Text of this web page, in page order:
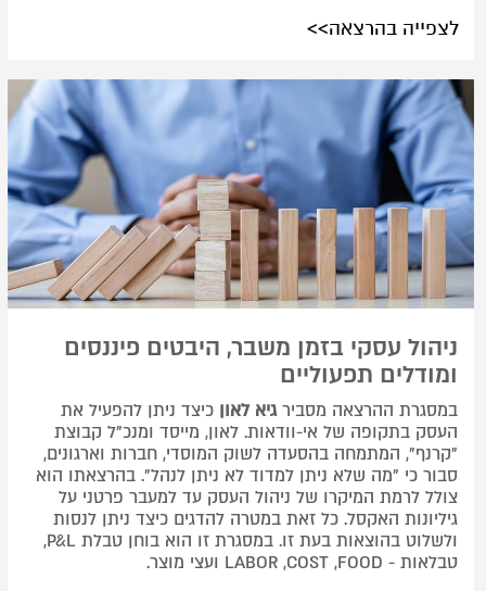
לצפייה בהרצאה>>
ניהול עסקי בזמן משבר, היבטים פיננסים
ומודלים תפעוליים
במסגרת ההרצאה מסבירגיא לאון כיצד ניתן להפעיל את
העסק בתקופה של אי-וודאות. לאון, מייסד ומנכ"ל קבוצת
"קרנף", המתמחה בהסעדה לשוק המוסדי, חברות וארגונים,
סבור כי "מה שלא ניתן למדוד לא ניתן לנהל". בהרצאתו הוא
צולל לרמת המיקרו של ניהול העסק עד למעבר פרטני על
גיליונות האקסל. כל זאת במטרה להדגים כיצד ניתן לנסות
ולשלוט בהוצאות בעת זו. במסגרת זו הוא בוחן טבלת P&L,
טבלאות - LABOR ,COST ,FOOD ועצי מוצר.